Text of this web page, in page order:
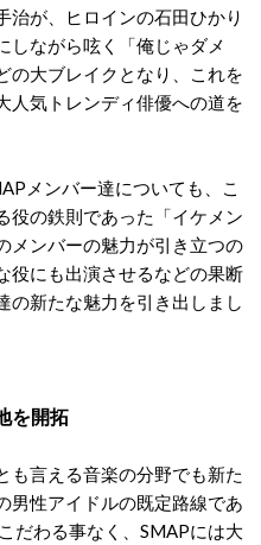
治が、ヒロインの石田ひかり
しながら呟く「俺じゃダメ
の大ブレイクとなり、これを
人気トレンディ俳優への道を
メンバー達についても、こ
役の鉄則であった「イケメン
メンバーの魅力が引き立つの
役にも出演させるなどの果断
の新たな魅力を引き出しまし
を開拓
も言える音楽の分野でも新た
男性アイドルの既定路線であ
だわる事なく、SMAPには大